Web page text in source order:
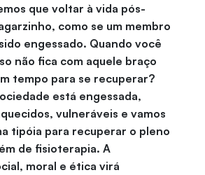
que voltar à vida pós-
como se um membro
engessado. Quando você
não fica com aquele braço
tempo para se recuperar?
está engessada,
vulneráveis e vamos
tipóia para recuperar o pleno
de fisioterapia. A
moral e ética virá